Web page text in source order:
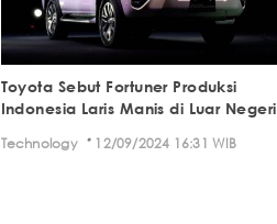
Toyota Sebut Fortuner Produksi
Indonesia Laris Manis di Luar Negeri
Technology · 12/09/2024 16:31 WIB